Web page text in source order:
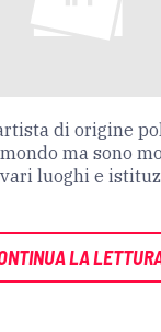
di origine
ma sono
luoghi e
LA